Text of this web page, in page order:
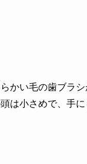
かい毛の歯ブラ
は小さめで、手